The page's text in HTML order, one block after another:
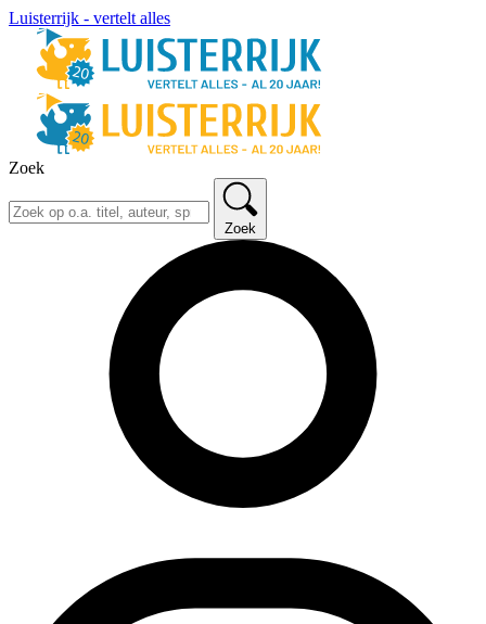
Luisterrijk - vertelt alles
Zoek
Zoek